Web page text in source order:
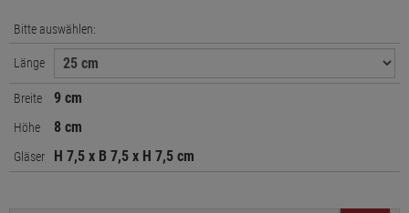
Bitte auswählen:
Länge
Breite 9 cm
Höhe 8 cm
Gläser H 7,5 x B 7,5 x H 7,5 cm